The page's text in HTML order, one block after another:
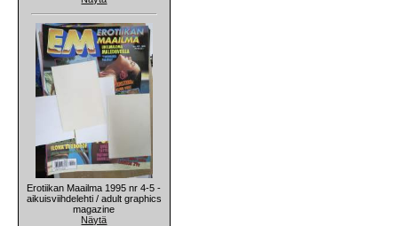
Erotiikan Maailma 1995 nr 4-5 -
aikuisviihdelehti / adult graphics
magazine
Näytä